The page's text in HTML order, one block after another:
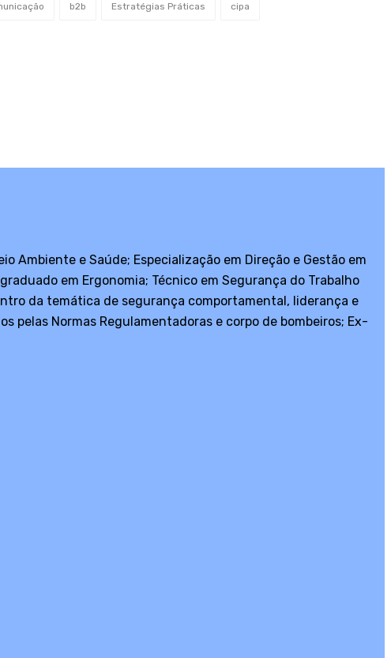
b2b Estratégias Práticas cipa
Ambiente e Saúde; Especialização em Direção e Gestão em
em Ergonomia; Técnico em Segurança do Trabalho
da temática de segurança comportamental, liderança e
Normas Regulamentadoras e corpo de bombeiros; Ex-